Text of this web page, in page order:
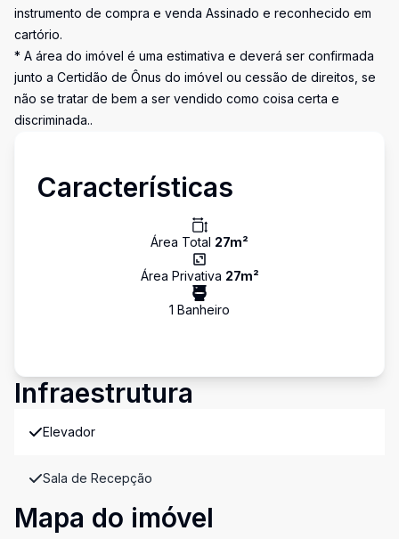
instrumento de compra e venda Assinado e reconhecido em
cartório.
* A área do imóvel é uma estimativa e deverá ser confirmada
junto a Certidão de Ônus do imóvel ou cessão de direitos, se
não se tratar de bem a ser vendido como coisa certa e
discriminada..
Características
Área Total 27m²
Área Privativa 27m²
1 Banheiro
Infraestrutura
Elevador
Sala de Recepção
Mapa do imóvel